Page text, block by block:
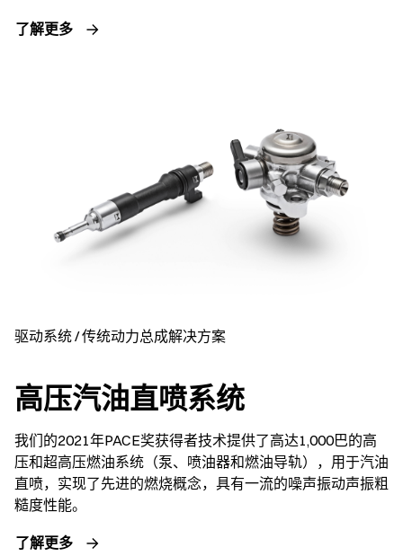
了解更多
驱动系统 / 传统动力总成解决方案
高压汽油直喷系统
我们的2021年PACE奖获得者技术提供了高达1,000巴的高
压和超高压燃油系统（泵、喷油器和燃油导轨），用于汽油
直喷，实现了先进的燃烧概念，具有一流的噪声振动声振粗
糙度性能。
了解更多